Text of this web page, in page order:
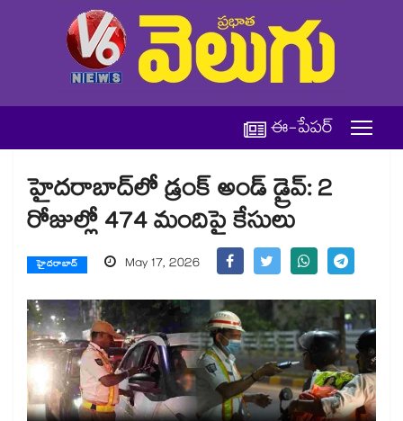
ఈ-పేపర్
హైదరాబాద్‌లో డ్రంక్ అండ్ డ్రైవ్: 2
రోజుల్లో 474 మందిపై కేసులు
హైదరాబాద్ May 17, 2026